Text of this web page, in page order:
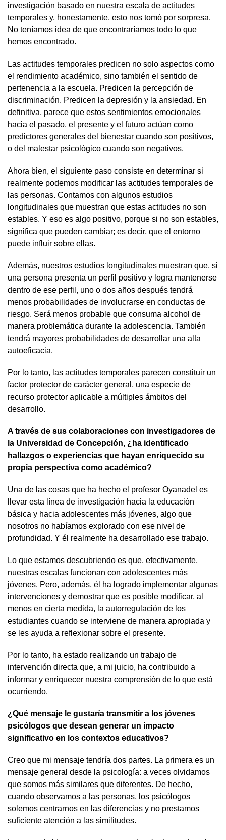
investigación basado en nuestra escala de actitudes
temporales y, honestamente, esto nos tomó por sorpresa.
No teníamos idea de que encontraríamos todo lo que
hemos encontrado.
Las actitudes temporales predicen no solo aspectos como
el rendimiento académico, sino también el sentido de
pertenencia a la escuela. Predicen la percepción de
discriminación. Predicen la depresión y la ansiedad. En
definitiva, parece que estos sentimientos emocionales
hacia el pasado, el presente y el futuro actúan como
predictores generales del bienestar cuando son positivos,
o del malestar psicológico cuando son negativos.
Ahora bien, el siguiente paso consiste en determinar si
realmente podemos modificar las actitudes temporales de
las personas. Contamos con algunos estudios
longitudinales que muestran que estas actitudes no son
estables. Y eso es algo positivo, porque si no son estables,
significa que pueden cambiar; es decir, que el entorno
puede influir sobre ellas.
Además, nuestros estudios longitudinales muestran que, si
una persona presenta un perfil positivo y logra mantenerse
dentro de ese perfil, uno o dos años después tendrá
menos probabilidades de involucrarse en conductas de
riesgo. Será menos probable que consuma alcohol de
manera problemática durante la adolescencia. También
tendrá mayores probabilidades de desarrollar una alta
autoeficacia.
Por lo tanto, las actitudes temporales parecen constituir un
factor protector de carácter general, una especie de
recurso protector aplicable a múltiples ámbitos del
desarrollo.
A través de sus colaboraciones con investigadores de
la Universidad de Concepción, ¿ha identificado
hallazgos o experiencias que hayan enriquecido su
propia perspectiva como académico?
Una de las cosas que ha hecho el profesor Oyanadel es
llevar esta línea de investigación hacia la educación
básica y hacia adolescentes más jóvenes, algo que
nosotros no habíamos explorado con ese nivel de
profundidad. Y él realmente ha desarrollado ese trabajo.
Lo que estamos descubriendo es que, efectivamente,
nuestras escalas funcionan con adolescentes más
jóvenes. Pero, además, él ha logrado implementar algunas
intervenciones y demostrar que es posible modificar, al
menos en cierta medida, la autorregulación de los
estudiantes cuando se interviene de manera apropiada y
se les ayuda a reflexionar sobre el presente.
Por lo tanto, ha estado realizando un trabajo de
intervención directa que, a mi juicio, ha contribuido a
informar y enriquecer nuestra comprensión de lo que está
ocurriendo.
¿Qué mensaje le gustaría transmitir a los jóvenes
psicólogos que desean generar un impacto
significativo en los contextos educativos?
Creo que mi mensaje tendría dos partes. La primera es un
mensaje general desde la psicología: a veces olvidamos
que somos más similares que diferentes. De hecho,
cuando observamos a las personas, los psicólogos
solemos centrarnos en las diferencias y no prestamos
suficiente atención a las similitudes.